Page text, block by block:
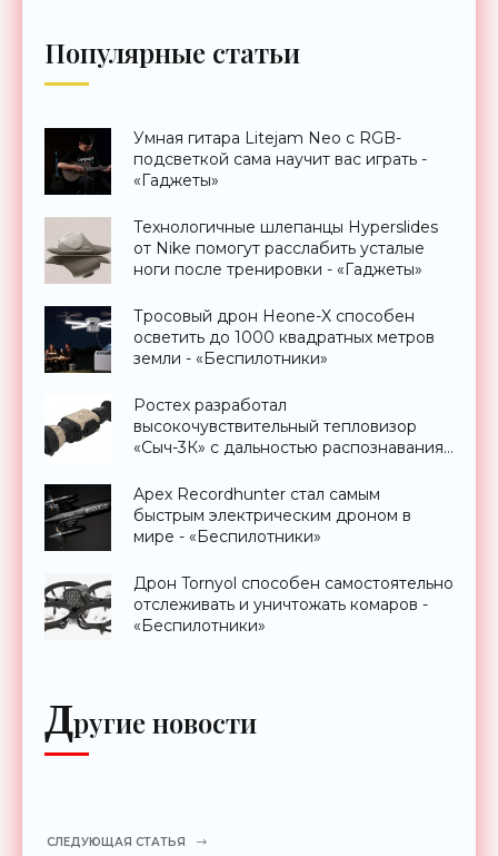
Популярные статьи
Умная гитара Litejam Neo с RGB-
подсветкой сама научит вас играть -
«Гаджеты»
Технологичные шлепанцы Hyperslides
от Nike помогут расслабить усталые
ноги после тренировки - «Гаджеты»
Тросовый дрон Heone-X способен
осветить до 1000 квадратных метров
земли - «Беспилотники»
Ростех разработал
высокочувствительный тепловизор
«Сыч-3К» с дальностью распознавания
Apex Recordhunter стал самым
быстрым электрическим дроном в
мире - «Беспилотники»
Дрон Tornyol способен самостоятельно
отслеживать и уничтожать комаров -
«Беспилотники»
Другие новости
СЛЕДУЮЩАЯ СТАТЬЯ